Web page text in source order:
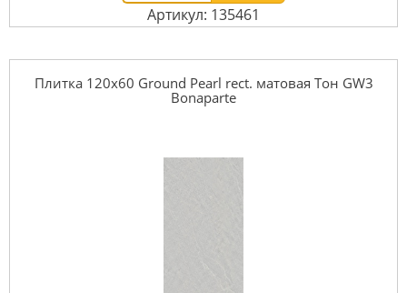
Артикул: 135461
Плитка 120x60 Ground Pearl rect. матовая Тон GW3
Bonaparte